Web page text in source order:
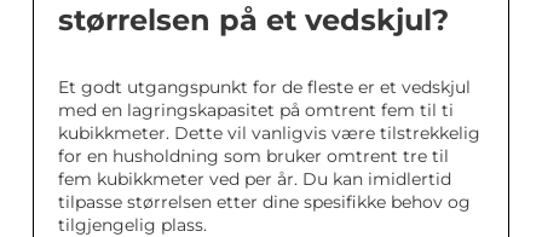
størrelsen på et vedskjul?
Et godt utgangspunkt for de fleste er et vedskjul
med en lagringskapasitet på omtrent fem til ti
kubikkmeter. Dette vil vanligvis være tilstrekkelig
for en husholdning som bruker omtrent tre til
fem kubikkmeter ved per år. Du kan imidlertid
tilpasse størrelsen etter dine spesifikke behov og
tilgjengelig plass.